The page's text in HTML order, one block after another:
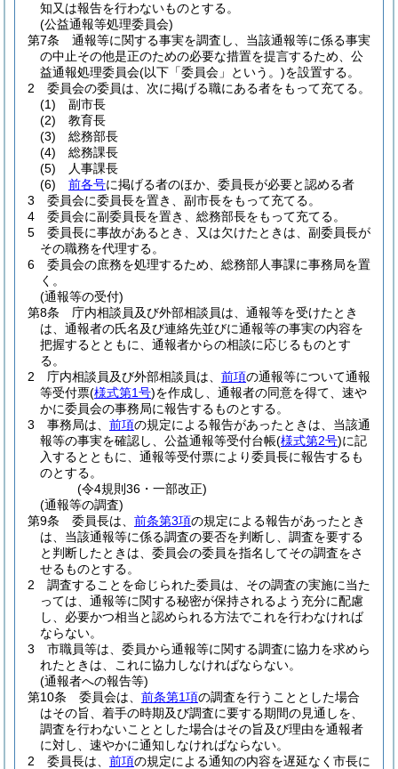
知又は報告を行わないものとする。
(公益通報等処理委員会)
第7条
通報等に関する事実を調査し、当該通報等に係る事実
の中止その他是正のための必要な措置を提言するため、公
益通報処理委員会(以下「委員会」という。)を設置する。
2
委員会の委員は、次に掲げる職にある者をもって充てる。
(1)
副市長
(2)
教育長
(3)
総務部長
(4)
総務課長
(5)
人事課長
(6)
前各号に掲げる者のほか、委員長が必要と認める者
3
委員会に委員長を置き、副市長をもって充てる。
4
委員会に副委員長を置き、総務部長をもって充てる。
5
委員長に事故があるとき、又は欠けたときは、副委員長が
その職務を代理する。
6
委員会の庶務を処理するため、総務部人事課に事務局を置
く。
(通報等の受付)
第8条
庁内相談員及び外部相談員は、通報等を受けたとき
は、通報者の氏名及び連絡先並びに通報等の事実の内容を
把握するとともに、通報者からの相談に応じるものとす
る。
2
庁内相談員及び外部相談員は、 前項の通報等について通報
等受付票(様式第1号)を作成し、通報者の同意を得て、速や
かに委員会の事務局に報告するものとする。
3
事務局は、 前項の規定による報告があったときは、当該通
報等の事実を確認し、公益通報等受付台帳(様式第2号)に記
入するとともに、通報等受付票により委員長に報告するも
のとする。
(令4規則36・一部改正)
(通報等の調査)
第9条
委員長は、 前条第3項の規定による報告があったとき
は、当該通報等に係る調査の要否を判断し、調査を要する
と判断したときは、委員会の委員を指名してその調査をさ
せるものとする。
2
調査することを命じられた委員は、その調査の実施に当た
っては、通報等に関する秘密が保持されるよう充分に配慮
し、必要かつ相当と認められる方法でこれを行わなければ
ならない。
3
市職員等は、委員から通報等に関する調査に協力を求めら
れたときは、これに協力しなければならない。
(通報者への報告等)
第10条
委員会は、 前条第1項の調査を行うこととした場合
はその旨、着手の時期及び調査に要する期間の見通しを、
調査を行わないこととした場合はその旨及び理由を通報者
に対し、速やかに通知しなければならない。
2
委員長は、 前項の規定による通知の内容を遅延なく市長に